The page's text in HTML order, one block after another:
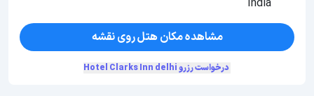
India
مشاهده مکان هتل روی نقشه
درخواست رزرو Hotel Clarks Inn delhi